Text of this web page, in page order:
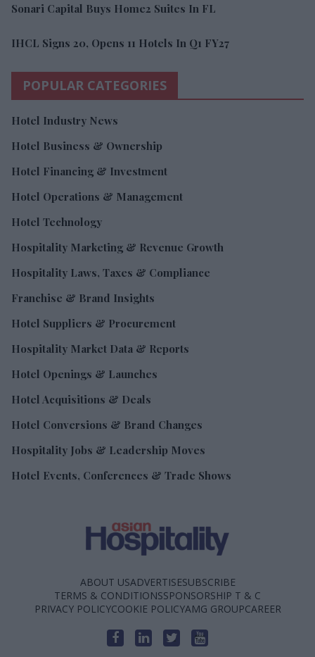
Sonari Capital Buys Home2 Suites In FL
IHCL Signs 20, Opens 11 Hotels In Q1 FY27
POPULAR CATEGORIES
Hotel Industry News
Hotel Business & Ownership
Hotel Financing & Investment
Hotel Operations & Management
Hotel Technology
Hospitality Marketing & Revenue Growth
Hospitality Laws, Taxes & Compliance
Franchise & Brand Insights
Hotel Suppliers & Procurement
Hospitality Market Data & Reports
Hotel Openings & Launches
Hotel Acquisitions & Deals
Hotel Conversions & Brand Changes
Hospitality Jobs & Leadership Moves
Hotel Events, Conferences & Trade Shows
ABOUT USADVERTISESUBSCRIBE
TERMS & CONDITIONSSPONSORSHIP T & C
PRIVACY POLICYCOOKIE POLICYAMG GROUPCAREER